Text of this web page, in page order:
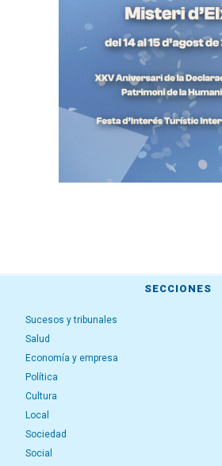
SECCIONES
Sucesos y tribunales
Salud
Economía y empresa
Política
Cultura
Local
Sociedad
Social